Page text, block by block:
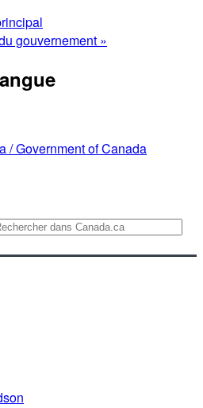
gouvernement »
/Government of Canada